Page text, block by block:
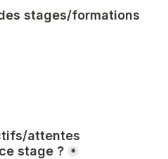
stages/formations
attentes
stage ? *